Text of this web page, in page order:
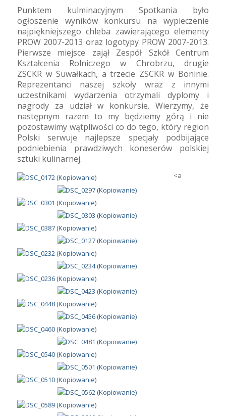
Punktem kulminacyjnym Spotkania było
ogłoszenie wyników konkursu na wypieczenie
najpiękniejszego chleba zawierającego elementy
PROW 2007-2013 oraz logotypy PROW 2007-2013.
Pierwsze miejsce zajął Zespół Szkół Centrum
Kształcenia Rolniczego w Chrobrzu, drugie
ZSCKR w Suwałkach, a trzecie ZSCKR w Boninie.
Reprezentanci naszej szkoły wraz z innymi
uczestnikami wydarzenia otrzymali dyplomy i
nagrody za udział w konkursie. Wierzymy, że
następnym razem to my będziemy górą i nie
pozostawimy wątpliwości co do tego, który region
Polski serwuje najlepsze specjały podbijające
podniebienia prawdziwych koneserów polskiej
sztuki kulinarnej.
<a